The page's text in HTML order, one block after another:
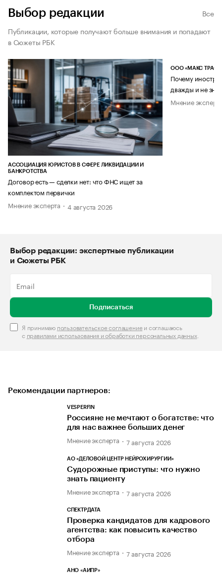
Выбор редакции
Все
Публикации, которые получают больше внимания и попадают
в Сюжеты РБК
АССОЦИАЦИЯ ЮРИСТОВ В СФЕРЕ ЛИКВИДАЦИИ И
БАНКРОТСТВА
Договор есть — сделки нет: что ФНС ищет за
комплектом первички
Мнение эксперта
4 августа 2026
ООО «МАКС ТРАСТ»
Почему
дважды и не
Мнение
Выбор редакции: экспертные публикации
и Сюжеты РБК
Подписаться
Я принимаю пользовательское соглашениеи соглашаюсь
с правилами использования и обработки персональных данных.
Рекомендации партнеров:
VESPERFIN
Россияне не мечтают о богатстве: что
для нас важнее больших денег
Мнение эксперта 7 августа 2026
АО «ДЕЛОВОЙ ЦЕНТР НЕЙРОХИРУРГИИ»
Судорожные приступы: что нужно
знать пациенту
Мнение эксперта 7 августа 2026
СПЕКТРДАТА
Проверка кандидатов для кадрового
агентства: как повысить качество
отбора
Мнение эксперта 7 августа 2026
АНО «АИПР»